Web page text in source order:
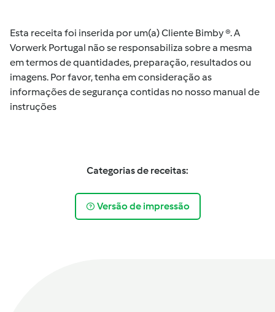
Esta receita foi inserida por um(a) Cliente Bimby ®. A
Vorwerk Portugal não se responsabiliza sobre a mesma
em termos de quantidades, preparação, resultados ou
imagens. Por favor, tenha em consideração as
informações de segurança contidas no nosso manual de
instruções
Categorias de receitas:
Versão de impressão